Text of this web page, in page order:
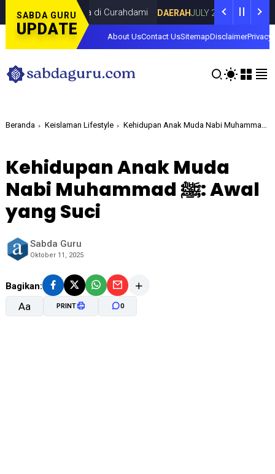
SABDA GURU
UPDATE
Dina Lorenza di Curahdami DAERAHJULY 20, 2026 Fokus
About UsContact UsSitemapDisclaimerPrivacy
Beranda Keislaman Lifestyle
Kehidupan Anak Muda
Nabi Muhammad ﷺ: Awal
yang Suci
Sabda Guru
Oktober 11, 2025
Bagikan:
Aa PRINT 0